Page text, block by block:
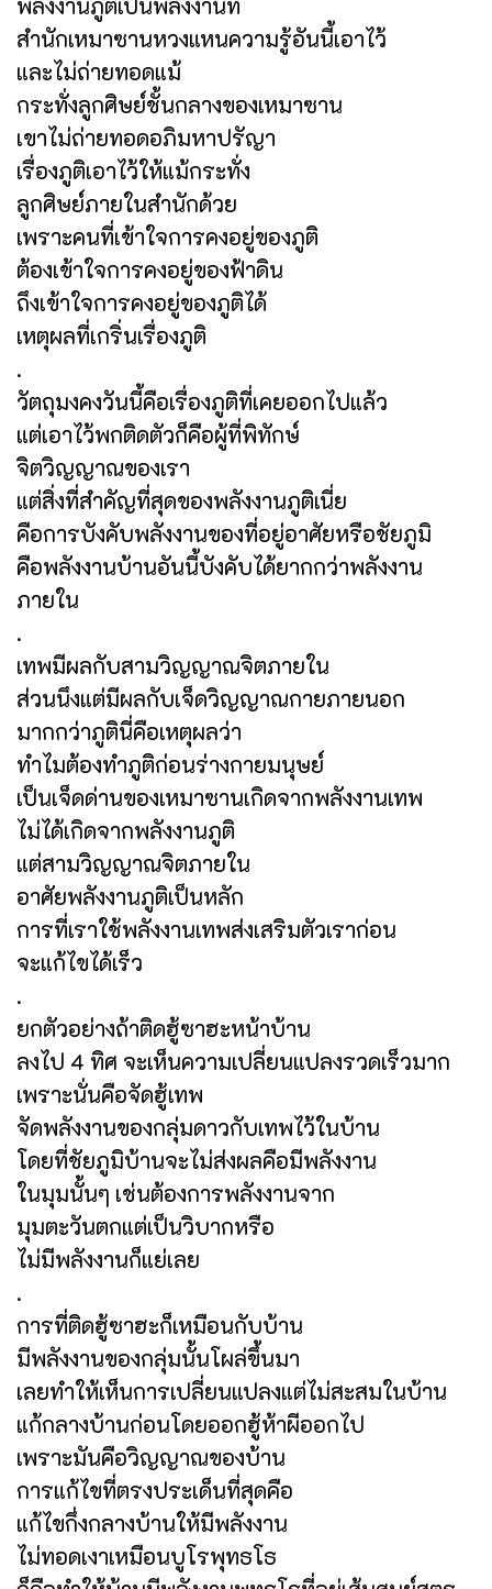
สำนักเหมาซานหวงแหนความรู้อันนี้เอาไว้
และไม่ถ่ายทอดแม้
กระทั่งลูกศิษย์ชั้นกลางของเหมาซาน
เขาไม่ถ่ายทอดอภิมหาปรัญา
เรื่องภูติเอาไว้ให้แม้กระทั่ง
ลูกศิษย์ภายในสำนักด้วย
เพราะคนที่เข้าใจการคงอยู่ของภูติ
ต้องเข้าใจการคงอยู่ของฟ้าดิน
ถึงเข้าใจการคงอยู่ของภูติได้
เหตุผลที่เกริ่นเรื่องภูติ
.
วัตถุมงคงวันนี้คือเรื่องภูติที่เคยออกไปแล้ว
แต่เอาไว้พกติดตัวก็คือผู้ที่พิทักษ์
จิตวิญญาณของเรา
แต่สิ่งที่สำคัญที่สุดของพลังงานภูติเนี่ย
คือการบังคับพลังงานของที่อยู่อาศัยหรือชัยภูมิ
คือพลังงานบ้านอันนี้บังคับได้ยากกว่าพลังงาน
ภายใน
.
เทพมีผลกับสามวิญญาณจิตภายใน
ส่วนนึงแต่มีผลกับเจ็ดวิญญาณกายภายนอก
มากกว่าภูตินี่คือเหตุผลว่า
ทำไมต้องทำภูติก่อนร่างกายมนุษย์
เป็นเจ็ดด่านของเหมาซานเกิดจากพลังงานเทพ
ไม่ได้เกิดจากพลังงานภูติ
แต่สามวิญญาณจิตภายใน
อาศัยพลังงานภูติเป็นหลัก
การที่เราใช้พลังงานเทพส่งเสริมตัวเราก่อน
จะแก้ไขได้เร็ว
.
ยกตัวอย่างถ้าติดฮู้ซาฮะหน้าบ้าน
ลงไป 4 ทิศ จะเห็นความเปลี่ยนแปลงรวดเร็วมาก
เพราะนั่นคือจัดฮู้เทพ
จัดพลังงานของกลุ่มดาวกับเทพไว้ในบ้าน
โดยที่ชัยภูมิบ้านจะไม่ส่งผลคือมีพลังงาน
ในมุมนั้นๆ เช่นต้องการพลังงานจาก
มุมตะวันตกแต่เป็นวิบากหรือ
ไม่มีพลังงานก็แย่เลย
.
การที่ติดฮู้ซาฮะก็เหมือนกับบ้าน
มีพลังงานของกลุ่มนั้นโผล่ขึ้นมา
เลยทำให้เห็นการเปลี่ยนแปลงแต่ไม่สะสมในบ้าน
แก้กลางบ้านก่อนโดยออกฮู้ห้าผีออกไป
เพราะมันคือวิญญาณของบ้าน
การแก้ไขที่ตรงประเด็นที่สุดคือ
แก้ไขกึ่งกลางบ้านให้มีพลังงาน
ไม่ทอดเงาเหมือนบูโรพุทธโธ